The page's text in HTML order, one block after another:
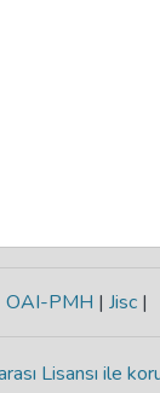
OAI-PMH | Jisc |
Lisansı ile